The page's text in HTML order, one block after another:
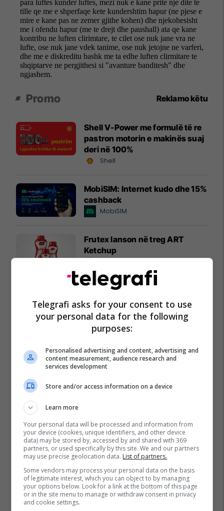
Promo Reklamo këtu
Shell V-Power me formulë të re
pastron motorin e makinës suaj
deri në 100%
Shell
MobiSIM: Internet kudo dhe 15%
cashback
MobiSIM
Frutex lanson në treg ART
Ketchup
Frutex
UBT i pari me numrin më të
madh të programeve të
akredituara në sektorin privat
UBT
Telegrafi asks for your consent to use
your personal data for the following
purposes:
Personalised advertising and content, advertising and
content measurement, audience research and
services development
Store and/or access information on a device
Learn more
Your personal data will be processed and information from
your device (cookies, unique identifiers, and other device
data) may be stored by, accessed by and shared with 369
partners, or used specifically by this site. We and our partners
may use precise geolocation data. List of partners.
Some vendors may process your personal data on the basis
of legitimate interest, which you can object to by managing
your options below. Look for a link at the bottom of this page
or in the site menu to manage or withdraw consent in privacy
and cookie settings.